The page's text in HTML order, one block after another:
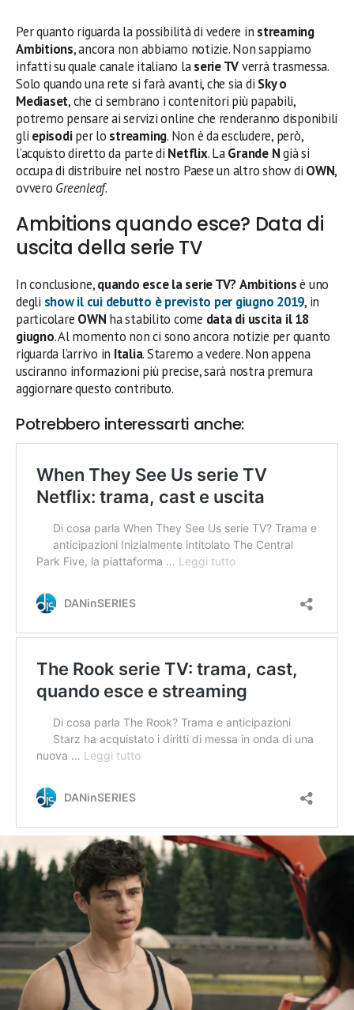
Per quanto riguarda la possibilità di vedere in streaming
Ambitions, ancora non abbiamo notizie. Non sappiamo
infatti su quale canale italiano laserie TVverrà trasmessa.
Solo quando una rete si farà avanti, che sia di Sky o
Mediaset, che ci sembrano i contenitori più papabili,
potremo pensare ai servizi online che renderanno disponibili
gli episodiper lo streaming. Non è da escludere, però,
l’acquisto diretto da parte di Netflix. LaGrande Ngià si
occupa di distribuire nel nostro Paese un altro show di OWN,
ovvero Greenleaf.
Ambitions quando esce? Data di
uscita della serie TV
In conclusione,quando esce la serie TV?Ambitionsè uno
degli show il cui debutto è previsto per giugno 2019, in
particolare OWN ha stabilito come data di uscita il 18
giugno. Al momento non ci sono ancora notizie per quanto
riguarda l’arrivo in Italia. Staremo a vedere. Non appena
usciranno informazioni più precise, sarà nostra premura
aggiornare questo contributo.
Potrebbero interessarti anche: